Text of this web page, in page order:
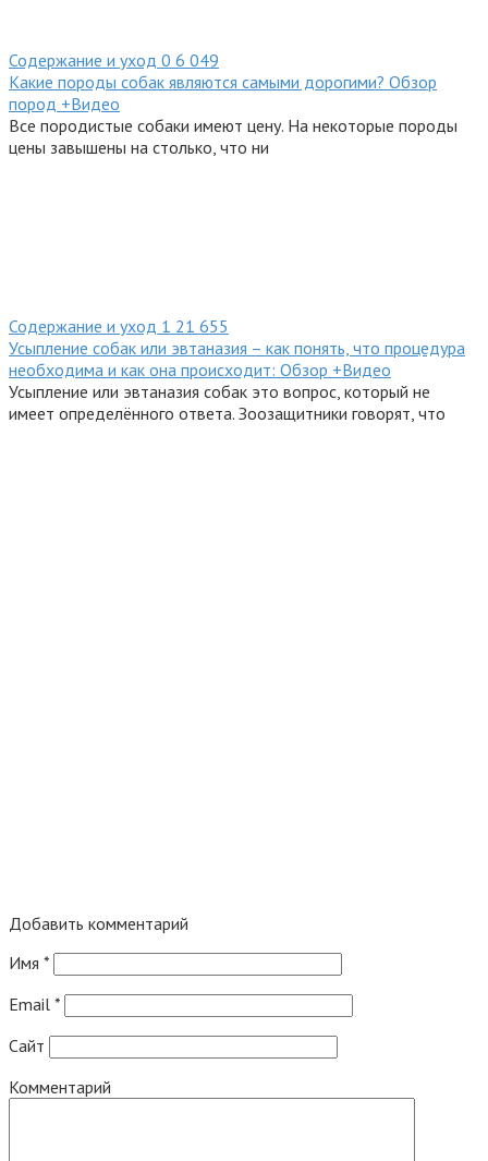
Содержание и уход 0 6 049
Какие породы собак являются самыми дорогими? Обзор
пород +Видео
Все породистые собаки имеют цену. На некоторые породы
цены завышены на столько, что ни
Содержание и уход 1 21 655
Усыпление собак или эвтаназия – как понять, что процедура
необходима и как она происходит: Обзор +Видео
Усыпление или эвтаназия собак это вопрос, который не
имеет определённого ответа. Зоозащитники говорят, что
Добавить комментарий
Имя *
Email *
Сайт
Комментарий